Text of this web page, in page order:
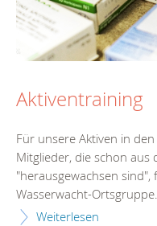
Aktiventraining
Für unsere Aktiven in
Mitglieder, die schon aus
"herausgewachsen
Wasserwacht-
Weiterlesen